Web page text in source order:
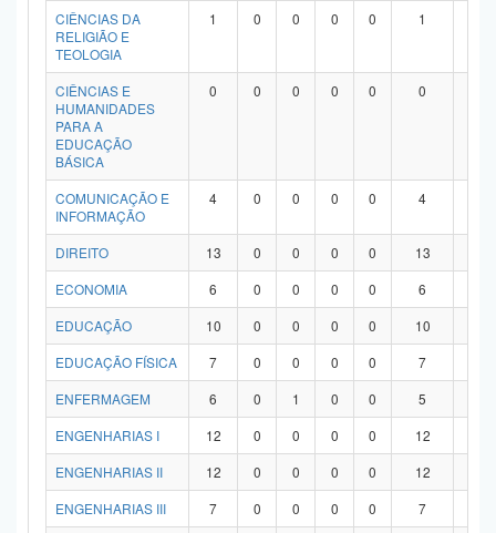
CIÊNCIAS DA
RELIGIÃO E
TEOLOGIA
1 0 0 0 0 1
CIÊNCIAS E
HUMANIDADES
PARA A
EDUCAÇÃO
BÁSICA
0 0 0 0 0 0
COMUNICAÇÃO E
INFORMAÇÃO
4 0 0 0 0 4
DIREITO 13 0 0 0 0 13
ECONOMIA
6 0 0 0 0 6
EDUCAÇÃO
10 0 0 0 0 10
EDUCAÇÃO FÍSICA
7 0 0 0 0 7
ENFERMAGEM
6 0 1 0 0 5
ENGENHARIAS I
12 0 0 0 0 12
ENGENHARIAS II
12 0 0 0 0 12
ENGENHARIAS III
7 0 0 0 0 7